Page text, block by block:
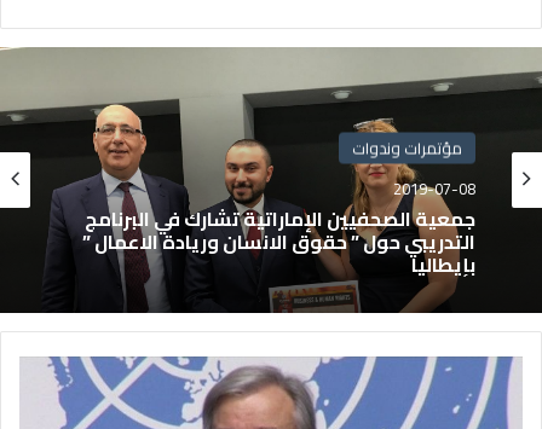
مؤتمرات وندوات
2019-07-08
جمعية الصحفيين الإماراتية تشارك في البرنامج
التدريبي حول ” حقوق الانسان وريادة الاعمال ”
بإيطاليا